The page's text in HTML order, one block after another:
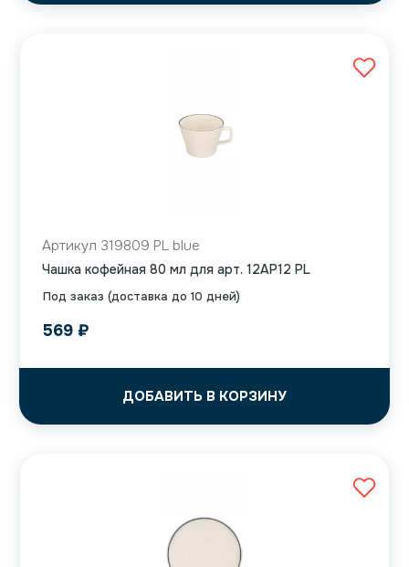
Под заказ (доставка до 10 дней)
Артикул 319809 PL blue
Чашка кофейная 80 мл для арт. 12AP12 PL
569 ₽
ДОБАВИТЬ В КОРЗИНУ